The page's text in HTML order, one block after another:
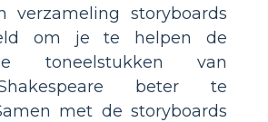
verzameling storyboards
om je te helpen de
toneelstukken van
beter te
met de storyboards